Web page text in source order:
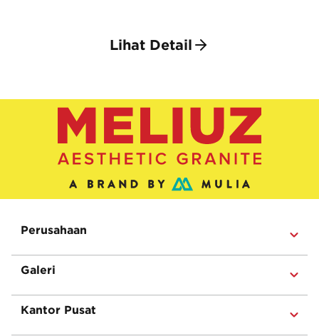
Lihat Detail
Perusahaan
Galeri
Kantor Pusat